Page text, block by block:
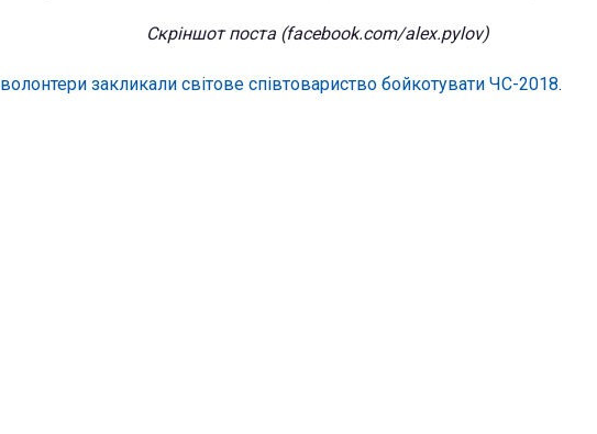
Скріншот поста (facebook.com/alex.pylov)
волонтери закликали світове співтовариство бойкотувати ЧС-2018.